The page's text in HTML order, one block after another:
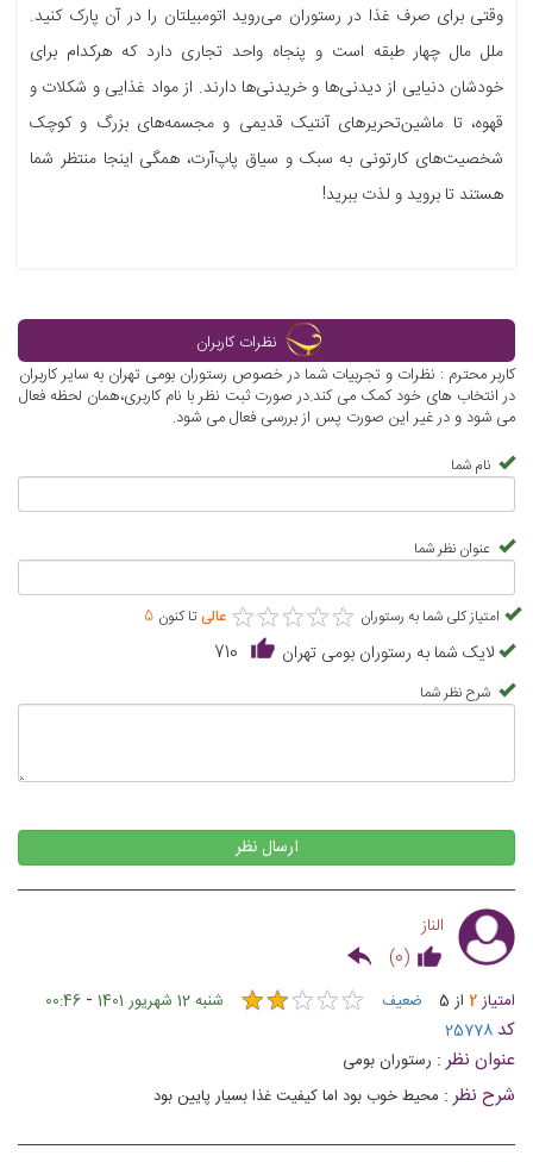
وقتی برای صرف غذا در رستوران می‌روید اتومبیلتان را در آن پارک کنید.
ملل مال چهار طبقه است و پنجاه واحد تجاری دارد که هرکدام برای
خودشان دنیایی از دیدنی‌ها و خریدنی‌ها دارند. از مواد غذایی و شکلات و
قهوه، تا ماشین‌تحریر‌های آنتیک قدیمی و مجسمه‌های بزرگ و کوچک
شخصیت‌های کارتونی به سبک و سیاق پاپ‌آرت، همگی اینجا منتظر شما
هستند تا بروید و لذت ببرید!
نظرات کاربران
کاربر محترم : نظرات و تجربیات شما در خصوص رستوران بومی تهران به سایر کاربران
در انتخاب های خود کمک می کند.در صورت ثبت نظر با نام کاربری،همان لحظه فعال
می شود و در غیر این صورت پس از بررسی فعال می شود.
نام شما
عنوان نظر شما
امتیاز کلی شما به رستوران ★★★★★
★★★★★ عالی تا کنون 5
لایک شما به رستوران بومی تهران 710
شرح نظر شما
ارسال نظر
الناز
(
0
)
امتیاز2 از 5 ضعیف ★★★★★
★★★★★ شنبه 12 شهریور 1401 -
00:46
کد 25778
عنوان نظر : رستوران بومی
شرح نظر : محیط خوب بود اما کیفیت غذا بسیار پایین بود